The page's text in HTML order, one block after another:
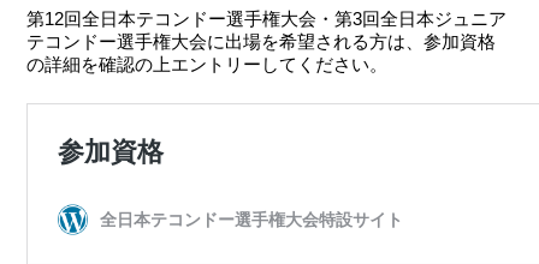
第12回全日本テコンドー選手権大会・第3回全日本ジュニア
テコンドー選手権大会に出場を希望される方は、参加資格
の詳細を確認の上エントリーしてください。